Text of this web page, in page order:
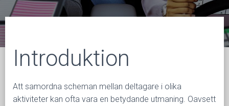
Introduktion
Att samordna scheman mellan deltagare i olika
aktiviteter kan ofta vara en betydande utmaning. Oavsett